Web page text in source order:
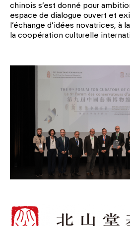
chinois s’est donné pour
espace de dialogue ouvert et
l’échange d’idées novatrices, à
la coopération culturelle